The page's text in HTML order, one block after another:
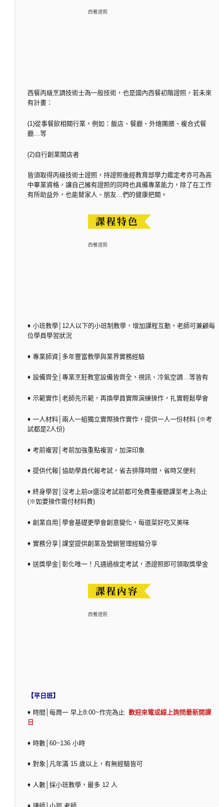
西餐證照
西餐丙級烹調技術士為一般技術，也是國內西餐初階證照，若未來
有計畫：
(1)從事餐飲相關行業，例如：飯店、餐廳、外燴團膳、複合式餐
廳…等
(2)自行創業開店者
皆須取得丙級技術士證照，持證照後經教育部學力鑑定考亦可為高
中畢業資格，讓自己擁有證照的同時也具備專業能力，除了在工作
有所助益外，也能替家人、朋友…們的健康把關。
西餐證照
♦ 小班教學│12人以下的小班制教學，增加課程互動，老師可兼顧每
位學員學習狀況
♦ 專業師資│多年豐富教學與業界實務經驗
♦ 設備齊全│專業烹飪教室設備皆齊全，視訊、冷氣空調…等皆有
♦ 示範實作│老師先示範，再換學員實際演練操作，扎實輕鬆學會
♦ 一人材料│兩人一組獨立實際操作實作，提供一人一份材料 (※考
試都是2人份)
♦ 考前複習│考前加強重點複習，加深印象
♦ 提供代報│協助學員代報考試，省去排隊時間，省時又便利
♦ 終身學習│沒考上前or還沒考試前都可免費重複聽課至考上為止
(※如要操作需付材料費)
♦ 創業自用│學會基礎更學會創意變化，每道菜好吃又美味
♦ 實務分享│課堂提供創業及營銷管理經驗分享
♦ 送獎學金│彰化唯一！凡通過檢定考試，憑證照即可領取獎學金
西餐證照
【平日班】
♦ 時間│每周一 早上8:00~作完為止 歡迎來電或線上詢問最新開課
日
♦ 時數│60~136 小時
♦ 對象│凡年滿 15 歲以上，有無經驗皆可
♦ 人數│採小班教學，最多 12 人